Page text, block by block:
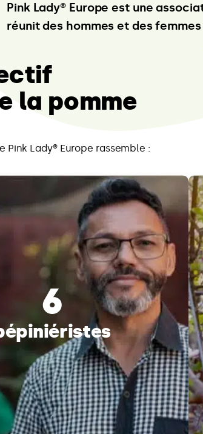
Pink Lady® Europe est une
réunit des hommes et des
la pomme
Pink Lady® Europe rassemble :
6